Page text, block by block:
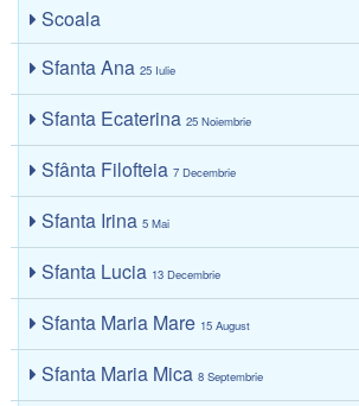
Scoala
Sfanta Ana25 Iulie
Sfanta Ecaterina25 Noiembrie
Sfânta Filofteia7 Decembrie
Sfanta Irina5 Mai
Sfanta Lucia 13 Decembrie
Sfanta Maria Mare 15 August
Sfanta Maria Mica8 Septembrie